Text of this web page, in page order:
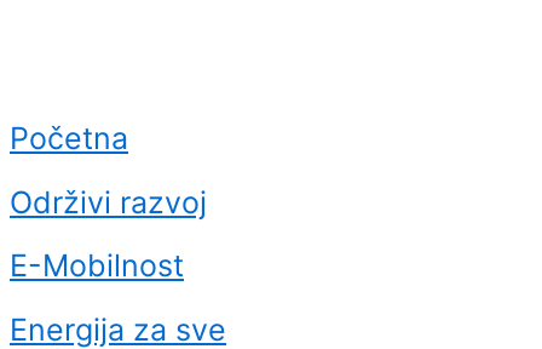
Početna
Održivi razvoj
E-Mobilnost
Energija za sve